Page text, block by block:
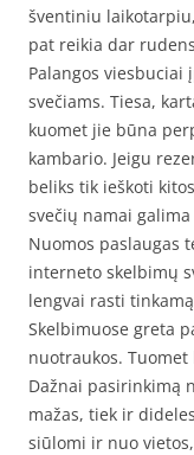
šventiniu
pat reikia dar
Palangos
svečiams. Tiesa,
kuomet jie būna
kambario. Jeigu
beliks tik ieškoti
svečių namai
Nuomos paslaugas
interneto skelbimų
lengvai rasti
Skelbimuose greta
nuotraukos.
Dažnai pasirinkimą
mažas, tiek ir
siūlomi ir nuo